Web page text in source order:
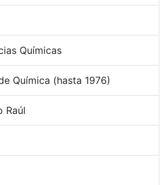
Químicas
Química (hasta 1976)
Raúl